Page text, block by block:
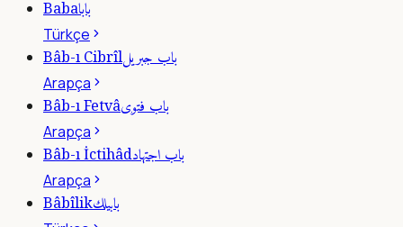
Babaبابا
Türkçe
Bâb-ı Cibrîlباب جبريل
Arapça
Bâb-ı Fetvâباب فتوى
Arapça
Bâb-ı İctihâdباب اجتهاد
Arapça
Bâbîlikبابيلك